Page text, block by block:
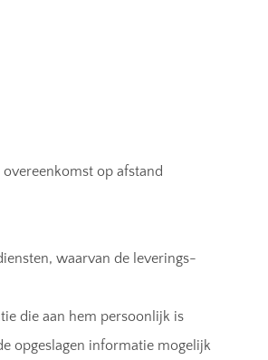
op afstand
waarvan de leverings-
die aan hem persoonlijk is
opgeslagen informatie mogelijk